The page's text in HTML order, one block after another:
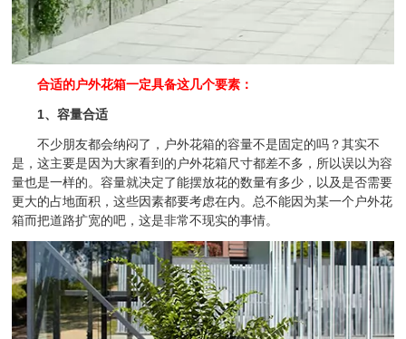
合适的户外花箱一定具备这几个要素：
1、容量合适
不少朋友都会纳闷了，户外花箱的容量不是固定的吗？其实不
是，这主要是因为大家看到的户外花箱尺寸都差不多，所以误以为容
量也是一样的。容量就决定了能摆放花的数量有多少，以及是否需要
更大的占地面积，这些因素都要考虑在内。总不能因为某一个户外花
箱而把道路扩宽的吧，这是非常不现实的事情。